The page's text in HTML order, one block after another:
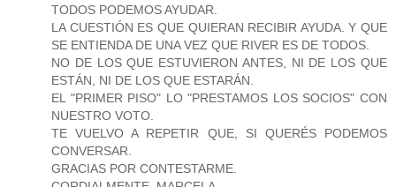
TODOS PODEMOS AYUDAR.
LA CUESTIÓN ES QUE QUIERAN RECIBIR AYUDA. Y QUE
SE ENTIENDA DE UNA VEZ QUE RIVER ES DE TODOS.
NO DE LOS QUE ESTUVIERON ANTES, NI DE LOS QUE
ESTÁN, NI DE LOS QUE ESTARÁN.
EL "PRIMER PISO" LO "PRESTAMOS LOS SOCIOS" CON
NUESTRO VOTO.
TE VUELVO A REPETIR QUE, SI QUERÉS PODEMOS
CONVERSAR.
GRACIAS POR CONTESTARME.